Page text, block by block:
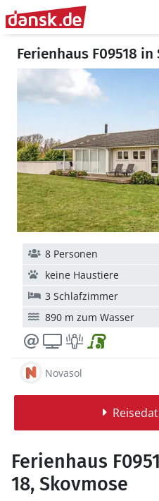
Ferienhaus F09518
8 Personen
keine Haustiere
3 Schlafzimmer
890 m zum Wasser
Novasol
Ferienhaus
18, Skovmose